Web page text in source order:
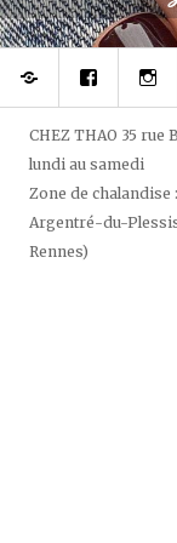
Réserver
votre
sur
Facebook
CHEZ THAO 35 rue
lundi au samedi
Zone de chalandise
Argentré-du-
Rennes)